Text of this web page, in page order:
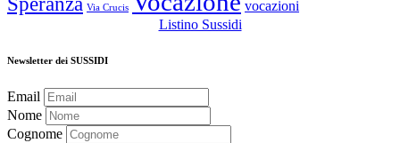
Via Crucis
vocazioni
Listino Sussidi
Newsletter dei SUSSIDI
Email
Nome
Cognome